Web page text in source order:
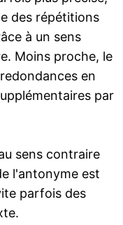
des répétitions
à un sens
Moins proche, le
en
par
sens contraire
l'antonyme est
parfois des